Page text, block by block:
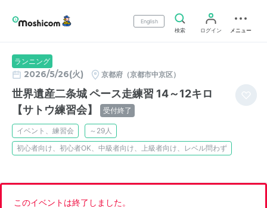
English
検索
ログイン メニュー
ランニング
2026/5/26(火) 京都府（京都市中京区）
世界遺産二条城 ペース走練習 14～12キロ
【サトウ練習会】
受付終了
イベント、練習会
～29人
初心者向け、初心者OK、中級者向け、上級者向け、レベル問わず
このイベントは終了しました。